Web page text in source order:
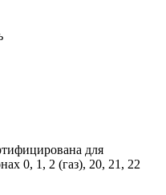
для
0, 1, 2 (газ), 20, 21, 22